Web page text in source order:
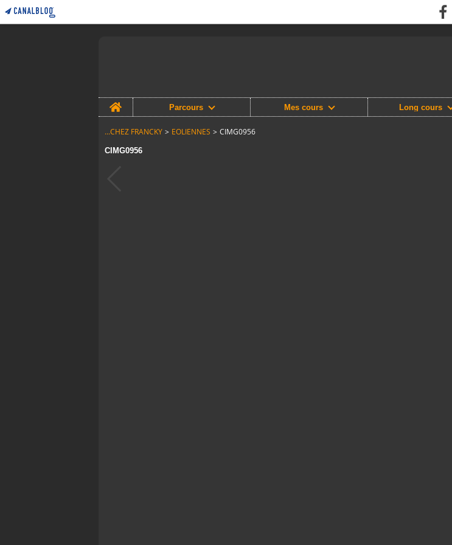
Home
Parcours Mes cours Long cours
...CHEZ FRANCKY > EOLIENNES > CIMG0956
CIMG0956